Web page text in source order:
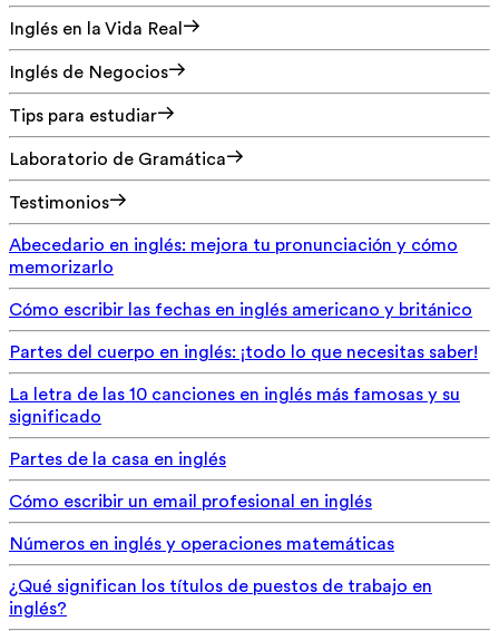
Inglés en la Vida Real
Inglés de Negocios
Tips para estudiar
Laboratorio de Gramática
Testimonios
Abecedario en inglés: mejora tu pronunciación y cómo
memorizarlo
Cómo escribir las fechas en inglés americano y británico
Partes del cuerpo en inglés: ¡todo lo que necesitas saber!
La letra de las 10 canciones en inglés más famosas y su
significado
Partes de la casa en inglés
Cómo escribir un email profesional en inglés
Números en inglés y operaciones matemáticas
¿Qué significan los títulos de puestos de trabajo en
inglés?